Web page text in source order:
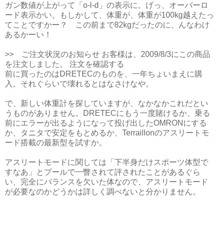
ガン数値が上がって「o-l-d」の表示に。げっ、オーバーロ
ード表示かい。もしかして、体重が、体重が100kg越えたっ
てことですかー？ この前まで82kgだったのに、んなわけ
あるかーい！
>> ご注文状況のお知らせ お客様は、2009/8/3にこの商品
を注文しました。 注文を確認する
前に買ったのはDRETECのものを、一年ちょいまえに購
入。それぐらいで壊れるとはなさけなや。
で、新しい体重計を探していますが、なかなかこれだとい
うものがありません。DRETECにもう一度賭けるか、乗る
前にエラーが出るようになって投げ出したOMRONにする
か、タニタで安定をもとめるか、Terraillonのアスリートモ
ード搭載の最新型を試すか。
アスリートモードに関しては「下半身だけスポーツ体型で
すなあ」とプールで一瞥されて評されたことがあるぐら
い、完全にバランスを欠いた体なので、アスリートモード
が必要なのかどうかは詳しく調べないと分かりません。